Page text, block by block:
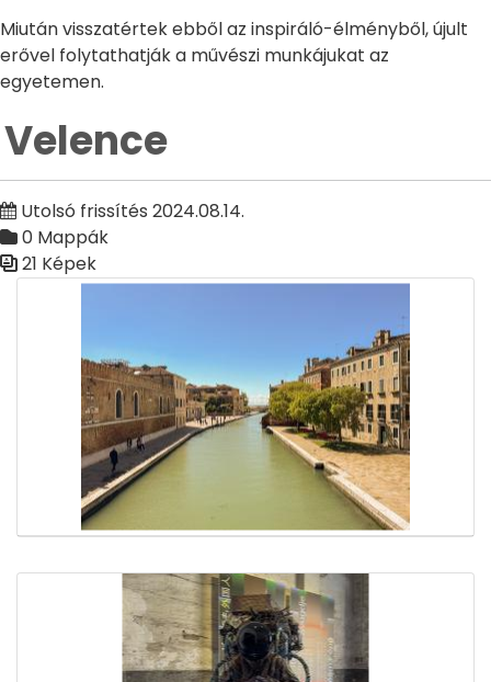
Miután visszatértek ebből az inspiráló-élményből, újult
erővel folytathatják a művészi munkájukat az
egyetemen.
Velence
Utolsó frissítés 2024.08.14.
0 Mappák
21 Képek